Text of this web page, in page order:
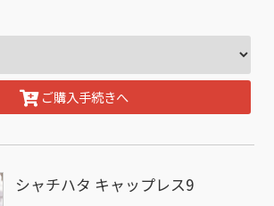
ご購入手続きへ
シャチハタ キャップレス9